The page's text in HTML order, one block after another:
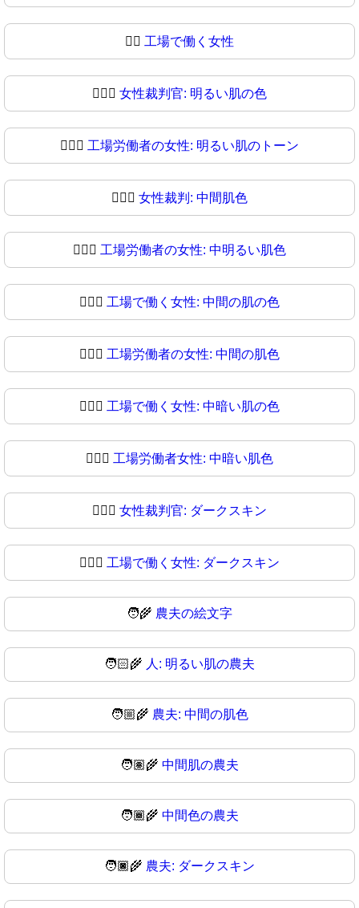
👩‍⚖ 工場で働く女性
👩🏻‍⚖️ 女性裁判官: 明るい肌の色
👩🏻‍⚖ 工場労働者の女性: 明るい肌のトーン
👩🏼‍⚖️ 女性裁判: 中間肌色
👩🏼‍⚖ 工場労働者の女性: 中明るい肌色
👩🏽‍⚖️ 工場で働く女性: 中間の肌の色
👩🏽‍⚖ 工場労働者の女性: 中間の肌色
👩🏾‍⚖️ 工場で働く女性: 中暗い肌の色
👩🏾‍⚖ 工場労働者女性: 中暗い肌色
👩🏿‍⚖️ 女性裁判官: ダークスキン
👩🏿‍⚖ 工場で働く女性: ダークスキン
🧑‍🌾 農夫の絵文字
🧑🏻‍🌾 人: 明るい肌の農夫
🧑🏼‍🌾 農夫: 中間の肌色
🧑🏽‍🌾 中間肌の農夫
🧑🏾‍🌾 中間色の農夫
🧑🏿‍🌾 農夫: ダークスキン